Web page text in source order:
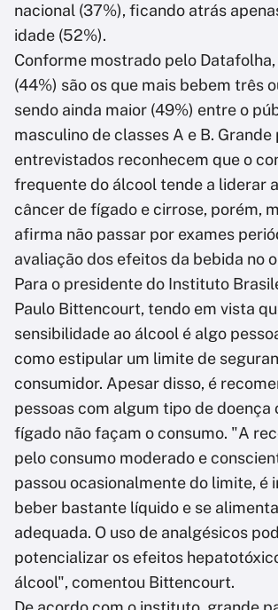
nacional (37%), ficando atrás
idade (52%).
Conforme mostrado pelo Datafolha,
(44%) são os que mais bebem três
sendo ainda maior (49%) entre o
masculino de classes A e B.
entrevistados reconhecem que o
frequente do álcool tende a liderar
câncer de fígado e cirrose, porém,
afirma não passar por exames
avaliação dos efeitos da bebida no
Para o presidente do Instituto
Paulo Bittencourt, tendo em vista
sensibilidade ao álcool é algo
como estipular um limite de
consumidor. Apesar disso, é
pessoas com algum tipo de doença
fígado não façam o consumo. "A
pelo consumo moderado e
passou ocasionalmente do limite, é
beber bastante líquido e se
adequada. O uso de analgésicos
potencializar os efeitos
álcool", comentou Bittencourt.